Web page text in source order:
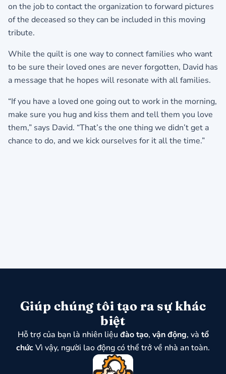
on the job to contact the organization to forward pictures
of the deceased so they can be included in this moving
tribute.
While the quilt is one way to connect families who want
to be sure their loved ones are never forgotten, David has
a message that he hopes will resonate with all families.
“If you have a loved one going out to work in the morning,
make sure you hug and kiss them and tell them you love
them,” says David. “That’s the one thing we didn’t get a
chance to do, and we kick ourselves for it all the time.”
Giúp chúng tôi tạo ra sự khác
biệt
Hỗ trợ của bạn là nhiên liệu đào tạo, vận động, và tổ
chứcVì vậy, người lao động có thể trở về nhà an toàn.